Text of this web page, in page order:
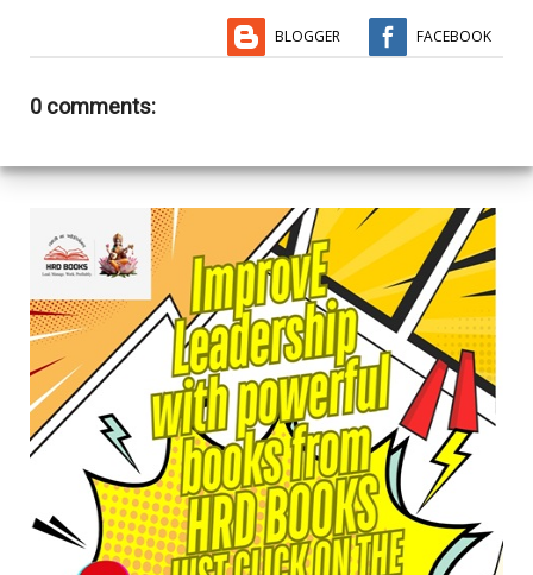
BLOGGER FACEBOOK
0 comments: